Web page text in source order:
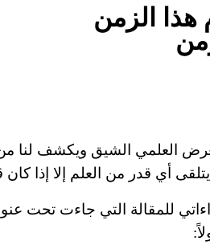
هذا الزمن
العلمي الشيق ويكشف لنا من
يتلقى أي قدر من العلم إلا إذا
للمقالة التي جاءت تحت
: